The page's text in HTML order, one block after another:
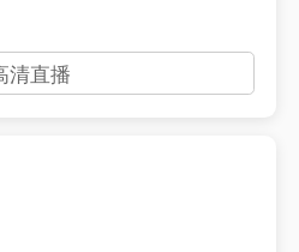
清直播